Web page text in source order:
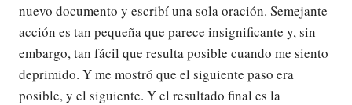
nuevo documento y escribí una sola oración. Semejante
acción es tan pequeña que parece insignificante y, sin
embargo, tan fácil que resulta posible cuando me siento
deprimido. Y me mostró que el siguiente paso era
posible, y el siguiente. Y el resultado final es la